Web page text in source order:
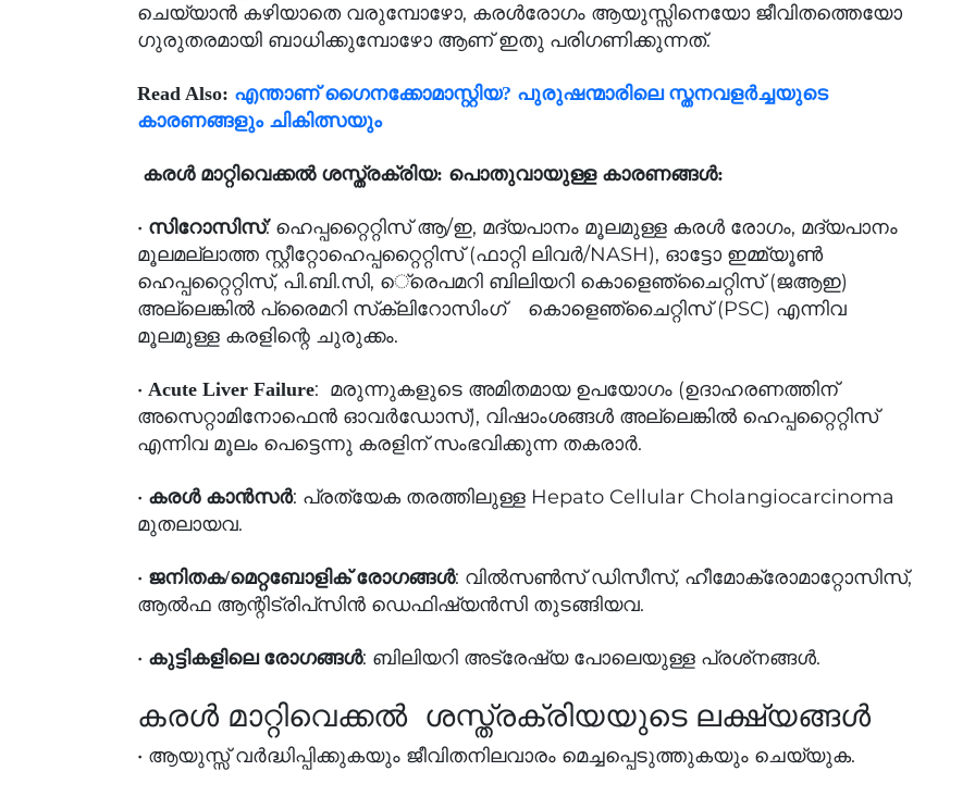
ചെയ്യാന്‍ കഴിയാതെ വരുമ്പോഴോ, കരള്‍രോഗം ആയുസ്സിനെയോ ജീവിതത്തെയോ
ഗുരുതരമായി ബാധിക്കുമ്പോഴോ ആണ് ഇതു പരിഗണിക്കുന്നത്.
Read Also: എന്താണ് ഗൈനക്കോമാസ്റ്റിയ? പുരുഷന്മാരിലെ സ്തനവളർച്ചയുടെ
കാരണങ്ങളും ചികിത്സയും
കരള്‍ മാറ്റിവെക്കല്‍ ശസ്ത്രക്രിയ: പൊതുവായുള്ള കാരണങ്ങള്‍:
• സിറോസിസ്: ഹെപ്പറ്റൈറ്റിസ് ആ/ഇ, മദ്യപാനം മൂലമുള്ള കരള്‍ രോഗം, മദ്യപാനം
മൂലമല്ലാത്ത സ്റ്റീറ്റോഹെപ്പറ്റൈറ്റിസ് (ഫാറ്റി ലിവര്‍/NASH), ഓട്ടോ ഇമ്മ്യൂണ്‍
ഹെപ്പറ്റൈറ്റിസ്, പി.ബി.സി, െ്രെപമറി ബിലിയറി കൊളെഞ്ചൈറ്റിസ് (ജആഇ)
അല്ലെങ്കില്‍ പ്രൈമറി സ്‌ക്ലിറോസിംഗ് കൊളെഞ്ചൈറ്റിസ് (PSC) എന്നിവ
മൂലമുള്ള കരളിന്റെ ചുരുക്കം.
• Acute Liver Failure: മരുന്നുകളുടെ അമിതമായ ഉപയോഗം (ഉദാഹരണത്തിന്
അസെറ്റാമിനോഫെന്‍ ഓവര്‍ഡോസ്), വിഷാംശങ്ങള്‍ അല്ലെങ്കില്‍ ഹെപ്പറ്റൈറ്റിസ്
എന്നിവ മൂലം പെട്ടെന്നു കരളിന് സംഭവിക്കുന്ന തകരാര്‍.
• കരള്‍ കാന്‍സര്‍: പ്രത്യേക തരത്തിലുള്ള Hepato Cellular Cholangiocarcinoma
മുതലായവ.
• ജനിതക/മെറ്റബോളിക് രോഗങ്ങള്‍: വില്‍സണ്‍സ് ഡിസീസ്, ഹീമോക്രോമാറ്റോസിസ്,
ആല്‍ഫ ആന്റിട്രിപ്‌സിന്‍ ഡെഫിഷ്യന്‍സി തുടങ്ങിയവ.
• കുട്ടികളിലെ രോഗങ്ങള്‍: ബിലിയറി അട്രേഷ്യ പോലെയുള്ള പ്രശ്‌നങ്ങള്‍.
കരള്‍ മാറ്റിവെക്കല്‍ ശസ്ത്രക്രിയയുടെ ലക്ഷ്യങ്ങള്‍
• ആയുസ്സ് വര്‍ദ്ധിപ്പിക്കുകയും ജീവിതനിലവാരം മെച്ചപ്പെടുത്തുകയും ചെയ്യുക.